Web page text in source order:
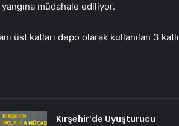
müdahale ediliyor.
üst katları depo olarak kullanılan 3 katlı
Kırşehir’de Uyuşturucu